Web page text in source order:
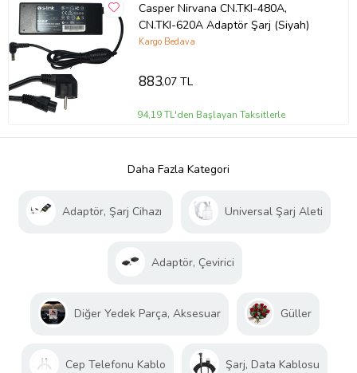
Casper Nirvana CN.TKI-480A,
CN.TKI-620A Adaptör Şarj (Siyah)
Kargo Bedava
883,07 TL
94,19 TL'den Başlayan Taksitlerle
Daha Fazla Kategori
Adaptör, Şarj Cihazı Universal Şarj Aleti
Adaptör, Çevirici
Diğer Yedek Parça, Aksesuar Güller
Cep Telefonu Kablo Şarj, Data Kablosu